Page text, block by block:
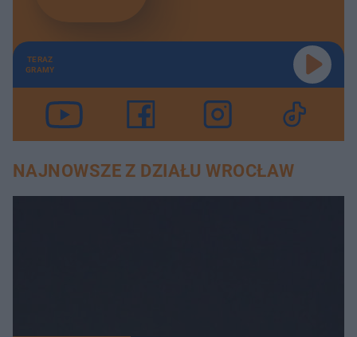
TERAZ
GRAMY
NAJNOWSZE Z DZIAŁU WROCŁAW